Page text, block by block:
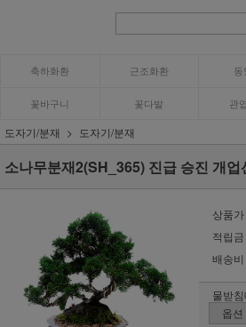
축하화환 근조화환
꽃바구니 꽃다발 관
도자기/분재 도자기/분재
소나무분재2(SH_365) 진급 승진 개
상품가
적립금
배송비
물받침